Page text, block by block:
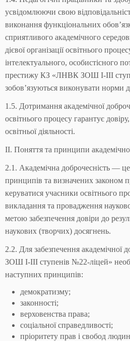
усвідомлюючи свою
виконання функціональних
сприятливого академічного
дієвої організації освітнього
інтелектуального, особистісного
престижу КЗ «ЛНВК ЗОШ І-ІІІ
зобов’язуються виконувати норми
1.5. Дотримання академічної
освітнього процесу гарантує довіру,
освітньої діяльності.
ІІ. Поняття та принципи
2.1. Академічна доброчесність —
принципів та визначених законом
керуватися учасники освітнього
викладання та провадження
метою забезпечення довіри до
наукових (творчих) досягнень.
2.2. Для забезпечення
ЗОШ І-ІІІ ступенів №22-ліцей»
наступних принципів:
демократизму;
законності;
верховенства права;
соціальної справедливості;
пріоритету прав і свобод